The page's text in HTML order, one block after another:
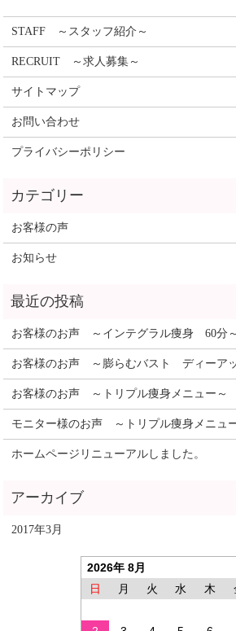
STAFF ～スタッフ紹介～
RECRUIT ～求人募集～
サイトマップ
お問い合わせ
プライバシーポリシー
お客様の声
お知らせ
お客様のお声 ～インテグラル痩身 60分～
お客様のお声 ～膨らむバスト ディーア
お客様のお声 ～トリプル痩身メニュー～
モニター様のお声 ～トリプル痩身メニュ
ホームページリニューアルしました。
2017年3月
2026年 8月
日
月 火 水 木